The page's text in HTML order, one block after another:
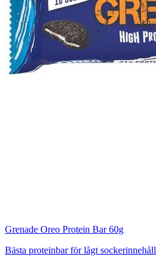
Grenade Oreo Protein Bar 60g
Bästa proteinbar för lågt sockerinnehåll